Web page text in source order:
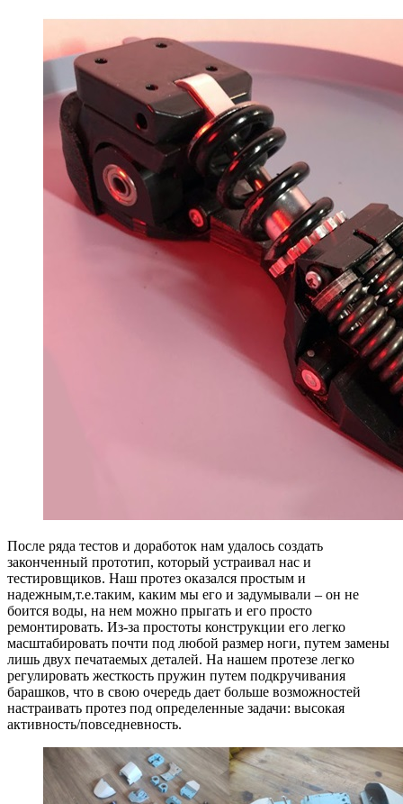
После ряда тестов и доработок нам удалось создать
законченный прототип, который устраивал нас и
тестировщиков. Наш протез оказался простым и
надежным,т.е.таким, каким мы его и задумывали – он не
боится воды, на нем можно прыгать и его просто
ремонтировать. Из-за простоты конструкции его легко
масштабировать почти под любой размер ноги, путем замены
лишь двух печатаемых деталей. На нашем протезе легко
регулировать жесткость пружин путем подкручивания
барашков, что в свою очередь дает больше возможностей
настраивать протез под определенные задачи: высокая
активность/повседневность.